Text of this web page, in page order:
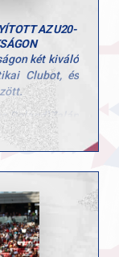
AZ U20-
két kiváló
Clubot, és
Roland)Zalán
remek rajtot
gát technikás,
hatalmas
Kriszta)Sára
legfiatalabb